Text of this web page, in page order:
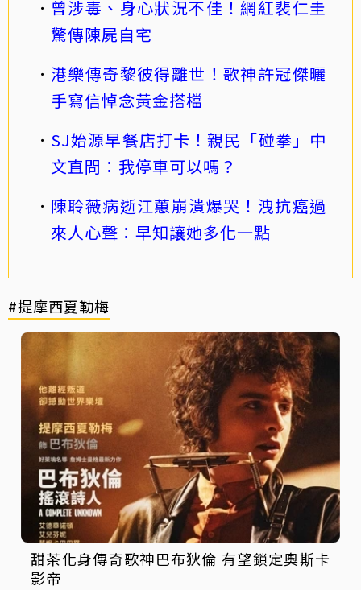
曾涉毒、身心狀況不佳！網紅裴仁圭
驚傳陳屍自宅
港樂傳奇黎彼得離世！歌神許冠傑曬
手寫信悼念黃金搭檔
SJ始源早餐店打卡！親民「碰拳」中
文直問：我停車可以嗎？
陳聆薇病逝江蕙崩潰爆哭！洩抗癌過
來人心聲：早知讓她多化一點
#提摩西夏勒梅
甜茶化身傳奇歌神巴布狄倫 有望鎖定奧斯卡
影帝